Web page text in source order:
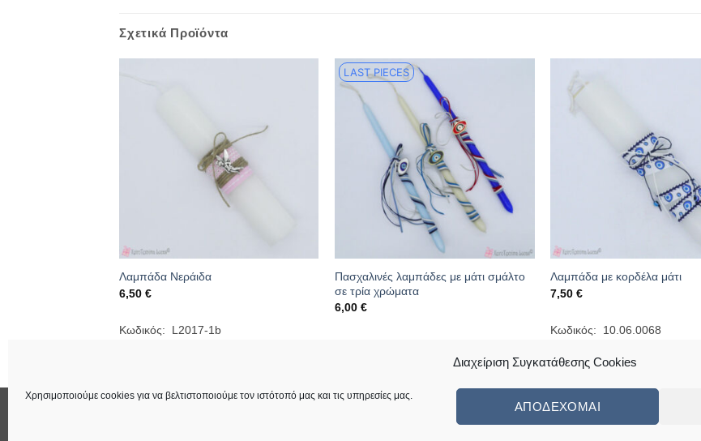
Διαχείριση Συγκατάθεσης Cookies
Χρησιμοποιούμε cookies για να βελτιστοποιούμε τον ιστότοπό μας και τις υπηρεσίες μας.
ΑΠΟΔΈΧΟΜΑΙ
Σχετικά Προϊόντα
Λαμπάδα Νεράιδα
6,50 €
Κωδικός: L2017-1b
LAST PIECES
Πασχαλινές λαμπάδες με μάτι σμάλτο
σε τρία χρώματα
6,00€
Λαμπάδα με κορδέλα μάτι
7,50€
Κωδικός: 10.06.0068